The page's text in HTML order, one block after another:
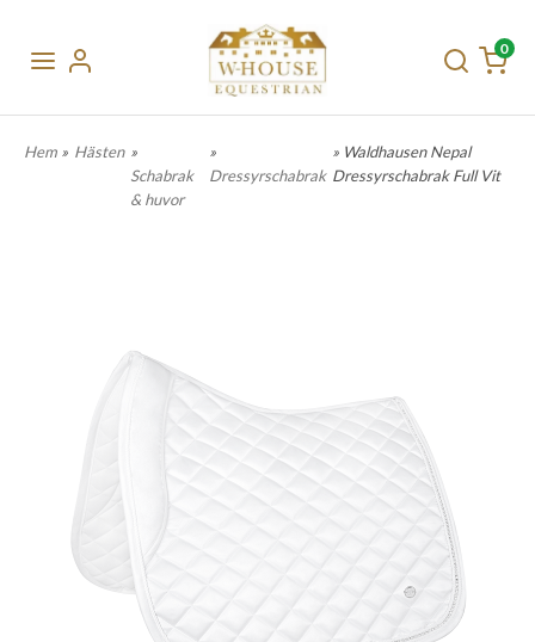
0
Hem » Hästen »
Schabrak
& huvor
»
Dressyrschabrak
» Waldhausen Nepal
Dressyrschabrak Full Vit